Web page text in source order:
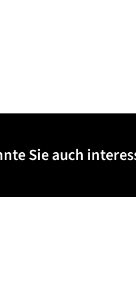
Sie auch